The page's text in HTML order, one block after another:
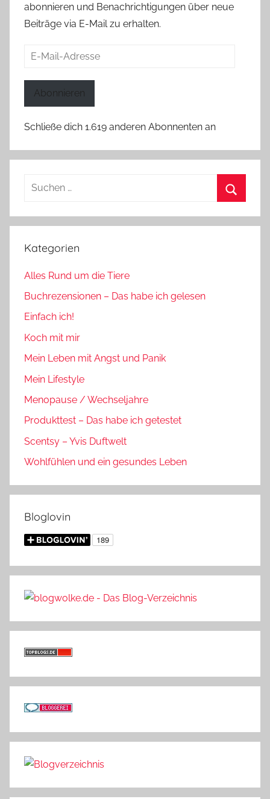
abonnieren und Benachrichtigungen über neue
Beiträge via E-Mail zu erhalten.
E-
Abonnieren
Schließe dich 1.619 anderen Abonnenten an
Suchen
Kategorien
Alles Rund um die Tiere
Buchrezensionen – Das habe ich gelesen
Einfach ich!
Koch mit mir
Mein Leben mit Angst und Panik
Mein Lifestyle
Menopause / Wechseljahre
Produkttest – Das habe ich getestet
Scentsy – Yvis Duftwelt
Wohlfühlen und ein gesundes Leben
Bloglovin